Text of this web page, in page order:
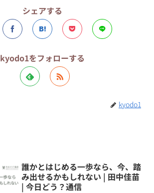
シェアする
kyodo1をフォローする
kyodo1
誰かとはじめる一歩なら、今、踏
み出せるかもしれない | 田中佳苗
| 今日どう？通信